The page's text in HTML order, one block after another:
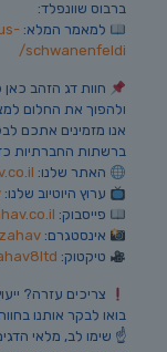
ברבוס שוונפלד:
למאמר המלא:
schwanenfeldi/
חוות דג הזהב כאן
ולהפוך את החלום
אנו מזמינים אתכם
ברשתות החברתיות
האתר שלנו:
ערוץ היוטיוב שלנו:
פייסבוק:
אינסטגרם:
טיקטוק:
צריכים עזרה?
בואו לבקר אותנו
☝️ שימו לב, מלאי